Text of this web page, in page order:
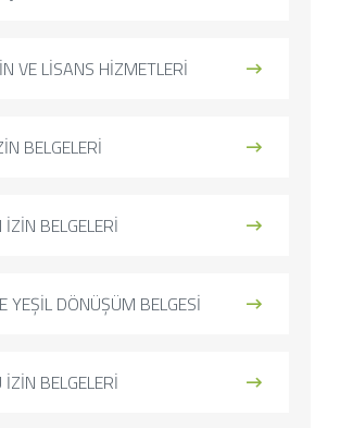
VE LİSANS HİZMETLERİ
BELGELERİ
BELGELERİ
YEŞİL DÖNÜŞÜM BELGESİ
İZİN BELGELERİ